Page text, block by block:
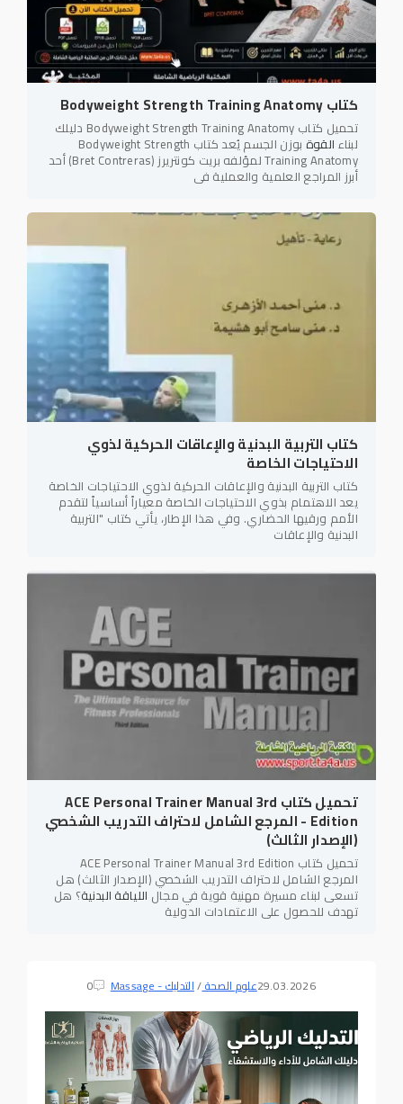
كتاب Bodyweight Strength Training Anatomy
تحميل كتاب Bodyweight Strength Training Anatomy دليلك
لبناء القوة بوزن الجسم يُعد كتاب Bodyweight Strength
Training Anatomy لمؤلفه بريت كونتريرز (Bret Contreras) أحد
أبرز المراجع العلمية والعملية في
كتاب التربية البدنية والإعاقات الحركية لذوي
الاحتياجات الخاصة
كتاب التربية البدنية والإعاقات الحركية لذوي الاحتياجات الخاصة
يعد الاهتمام بذوي الاحتياجات الخاصة معياراً أساسياً لتقدم
الأمم ورقيها الحضاري. وفي هذا الإطار، يأتي كتاب "التربية
البدنية والإعاقات
تحميل كتاب ACE Personal Trainer Manual 3rd
Edition - المرجع الشامل لاحتراف التدريب الشخصي
(الإصدار الثالث)
تحميل كتاب ACE Personal Trainer Manual 3rd Edition
المرجع الشامل لاحتراف التدريب الشخصي (الإصدار الثالث) هل
تسعى لبناء مسيرة مهنية قوية في مجال اللياقة البدنية؟ هل
تهدف للحصول على الاعتمادات الدولية
29.03.2026علوم الصحة/التدليك - Massage 0